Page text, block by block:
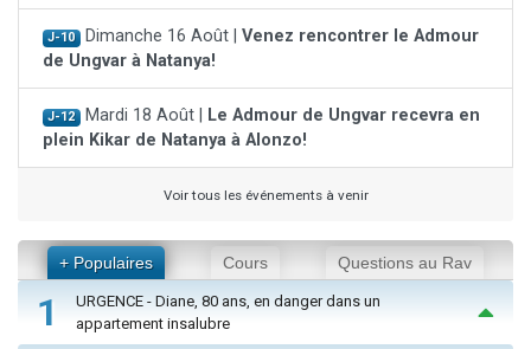
J-10 Dimanche 16 Août | Venez rencontrer le Admour
de Ungvar à Natanya!
J-12 Mardi 18 Août |
Le Admour de Ungvar recevra en
plein Kikar de Natanya à Alonzo!
Voir tous les événements à venir
+ Populaires Cours Questions au Rav
1
URGENCE - Diane, 80 ans, en danger dans un
appartement insalubre